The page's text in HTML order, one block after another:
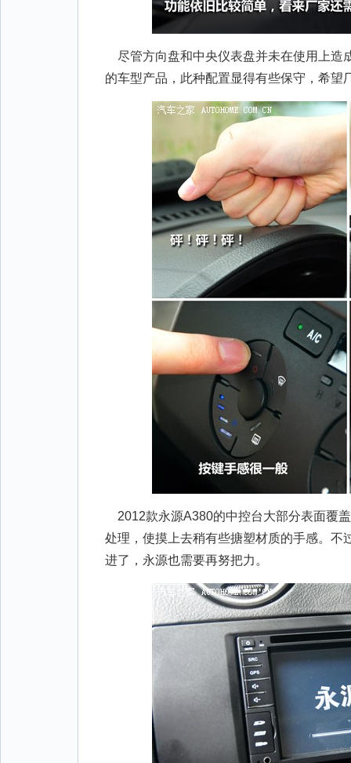
尽管方向盘和中央仪表盘并未在使用上造
的车型产品，此种配置显得有些保守，希望
2012款永源A380的中控台大部分表面覆
处理，使摸上去稍有些搪塑材质的手感。不
进了，永源也需要再努把力。